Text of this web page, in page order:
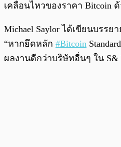
เคลื่อนไหวของราคา Bitcoin
Michael Saylor ได้เขียนบรรย
“หากยึดหลัก #Bitcoin
ผลงานดีกว่าบริษัทอื่นๆ ใน S&